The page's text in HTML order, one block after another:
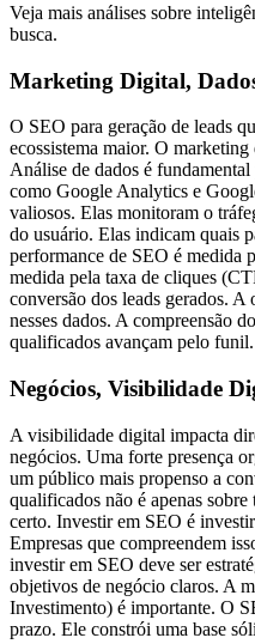
Veja mais análises sobre
busca.
Marketing Digital,
O SEO para geração de leads
ecossistema maior. O
Análise de dados é
como Google Analytics e
valiosos. Elas monitoram o
do usuário. Elas indicam quais
performance de SEO é medida
medida pela taxa de cliques
conversão dos leads gerados. A
nesses dados. A compreensão
qualificados avançam pelo
Negócios, Visibilidade
A visibilidade digital impacta
negócios. Uma forte presença
um público mais propenso a
qualificados não é apenas
certo. Investir em SEO é
Empresas que compreendem
investir em SEO deve ser
objetivos de negócio claros. A
Investimento) é importante. O
prazo. Ele constrói uma base